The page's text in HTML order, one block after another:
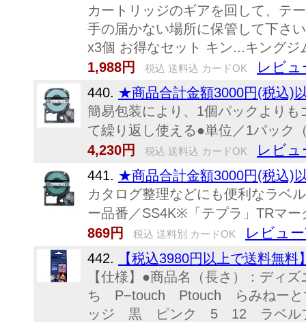
カートリッジのギアを回して、テ
手の届かない場所に保管して下さ
x3個 お得なセット キン...キング
1,988円
税込 送料込 カードOK レビュ
440. ★商品合計金額3000円(税込)
簡易包装により、1個パックより
て繰り返し使える●単位／1パック
4,230円
税込 送料込 カードOK レビュ
441. ★商品合計金額3000円(税込)
カタログ整理などにも便利なラベ
ー品番／SS4K※「テプラ」TRマ
869円
税込 送料別 カードOK レビュ
442.
【税込3980円以上で送料無
【仕様】●商品名（長さ）：デ
ち P−touch Ptouch らみねーと
ッジ 黒 ピンク 5 12 ラベルプ